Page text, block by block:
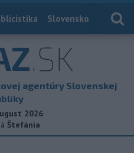
Slovensko
.SK
agentúry Slovenskej
2026
Štefánia